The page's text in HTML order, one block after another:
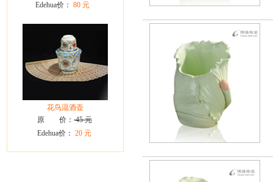
Edehua价： 80 元
花鸟温酒壶
原 价： 45 元
Edehua价： 20 元